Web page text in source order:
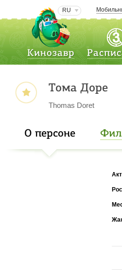
RU
Кинозавр
Тома Доре
Thomas Doret
О персоне